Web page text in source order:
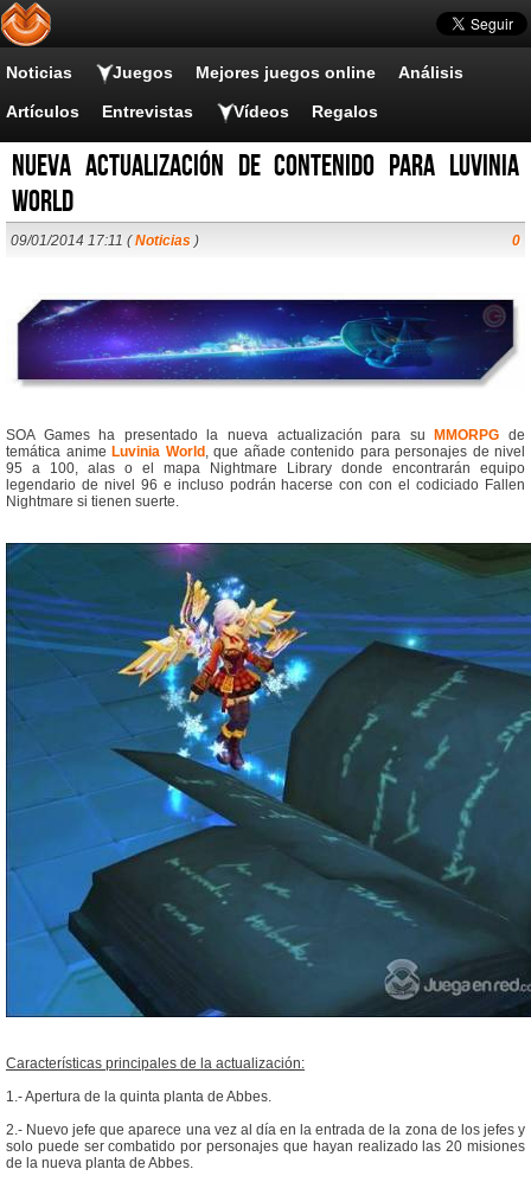
Noticias Juegos Mejores juegos online Análisis
Artículos Entrevistas Vídeos Regalos
Nueva actualización de contenido para Luvinia
World
09/01/2014 17:11 (Noticias ) 0
SOA Games ha presentado la nueva actualización para su MMORPG de
temática anime Luvinia World , que añade contenido para personajes de nivel
95 a 100, alas o el mapa Nightmare Library donde encontrarán equipo
legendario de nivel 96 e incluso podrán hacerse con con el codiciado Fallen
Nightmare si tienen suerte.
Características principales de la actualización:
1.- Apertura de la quinta planta de Abbes.
2.- Nuevo jefe que aparece una vez al día en la entrada de la zona de los jefes y
solo puede ser combatido por personajes que hayan realizado las 20 misiones
de la nueva planta de Abbes.